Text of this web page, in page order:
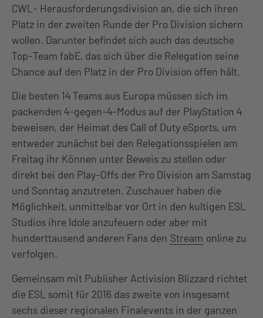
CWL- Herausforderungsdivision an, die sich ihren
Platz in der zweiten Runde der Pro Division sichern
wollen. Darunter befindet sich auch das deutsche
Top-Team fabE, das sich über die Relegation seine
Chance auf den Platz in der Pro Division offen hält.
Die besten 14 Teams aus Europa müssen sich im
packenden 4-gegen-4-Modus auf der PlayStation 4
beweisen, der Heimat des Call of Duty eSports, um
entweder zunächst bei den Relegationsspielen am
Freitag ihr Können unter Beweis zu stellen oder
direkt bei den Play-Offs der Pro Division am Samstag
und Sonntag anzutreten. Zuschauer haben die
Möglichkeit, unmittelbar vor Ort in den kultigen ESL
Studios ihre Idole anzufeuern oder aber mit
hunderttausend anderen Fans den Stream online zu
verfolgen.
Gemeinsam mit Publisher Activision Blizzard richtet
die ESL somit für 2016 das zweite von insgesamt
sechs dieser regionalen Finalevents in der ganzen